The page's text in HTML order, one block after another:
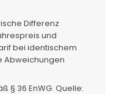
Differenz
und
bei identischem
Abweichungen
§ 36 EnWG. Quelle: